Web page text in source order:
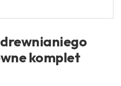
drewnianiego
komplet